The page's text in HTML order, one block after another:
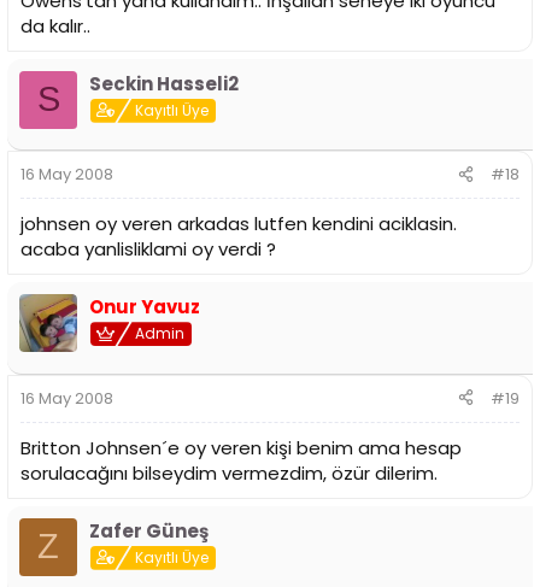
da kalır..
S Seckin Hasseli2
Kayıtlı Üye
16 May 2008 #18
johnsen oy veren arkadas lutfen kendini aciklasin.
acaba yanlisliklami oy verdi ?
Onur Yavuz
Admin
16 May 2008 #19
Britton Johnsen´e oy veren kişi benim ama hesap
sorulacağını bilseydim vermezdim, özür dilerim.
Z Zafer Güneş
Kayıtlı Üye